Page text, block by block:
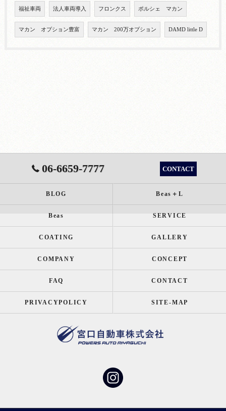
福祉車両 法人車両導入 フロンクス ポルシェ マカン
マカン オプション豊富 マカン 200万オプション DAMD little D
06-6659-7777 CONTACT
BLOG Beas＋L
Beas SERVICE
COATING GALLERY
COMPANY CONCEPT
FAQ CONTACT
PRIVACYPOLICY SITE-MAP